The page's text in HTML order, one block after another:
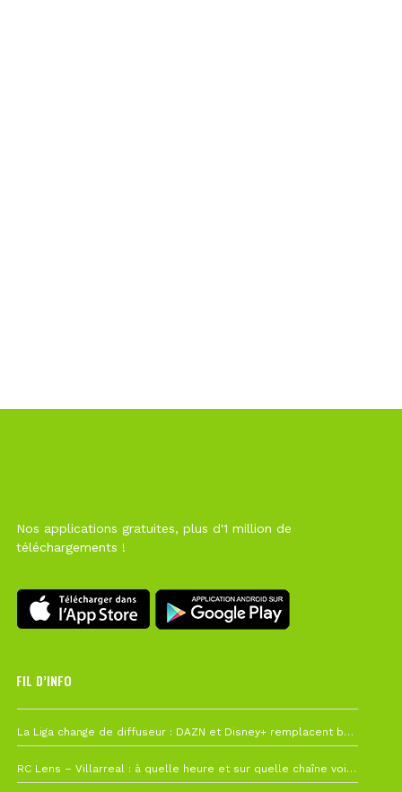
Nos applications gratuites, plus d'1 million de
téléchargements !
FIL D’INFO
La Liga change de diffuseur : DAZN et Disney+ remplacent beIN Sports !
RC Lens – Villarreal : à quelle heure et sur quelle chaîne voir la finale de la Como Cup ?